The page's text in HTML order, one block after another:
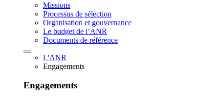
Missions
Processus de sélection
Organisation et gouvernance
Le budget de l’ANR
Documents de référence
L'ANR
Engagements
Engagements